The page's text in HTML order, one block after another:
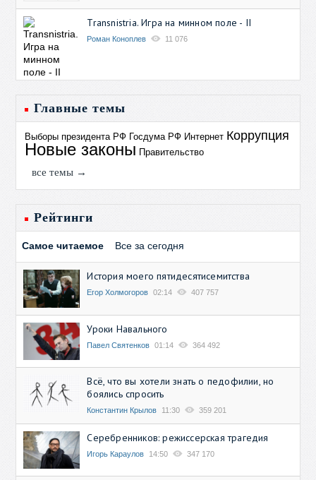
Transnistria. Игра на минном поле - II
Роман Коноплев 11 076
Главные темы
Выборы президента РФ Госдума РФ Интернет Коррупция
Новые законы Правительство
все темы →
Рейтинги
Самое читаемое Все за сегодня
История моего пятидесятисемитства
Егор Холмогоров 02:14 407 757
Уроки Навального
Павел Святенков 01:14 364 492
Всё, что вы хотели знать о педофилии, но
боялись спросить
Константин Крылов 11:30 359 201
Серебренников: режиссерская трагедия
Игорь Караулов 14:50 347 170